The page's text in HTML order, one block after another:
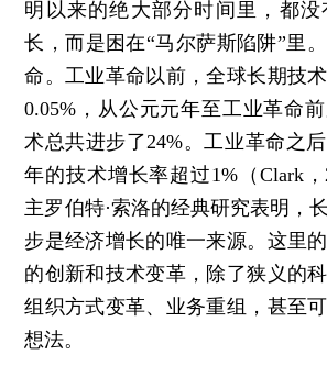
明以来的绝大部分时间里，都
长，而是困在“马尔萨斯陷阱”里
命。工业革命以前，全球长期技
0.05%，从公元元年至工业革命
术总共进步了24%。工业革命之
年的技术增长率超过1%（Clark
主罗伯特·索洛的经典研究表明，
步是经济增长的唯一来源。这里
的创新和技术变革，除了狭义的
组织方式变革、业务重组，甚至
想法。